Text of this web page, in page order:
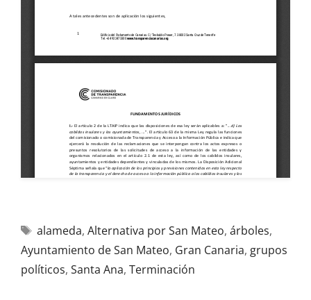
alameda, Alternativa por San Mateo, árboles,
Ayuntamiento de San Mateo, Gran Canaria, grupos
políticos, Santa Ana, Terminación